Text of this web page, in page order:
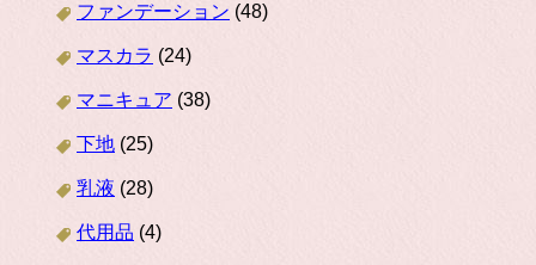
ファンデーション (48)
マスカラ (24)
マニキュア (38)
下地 (25)
乳液 (28)
代用品 (4)